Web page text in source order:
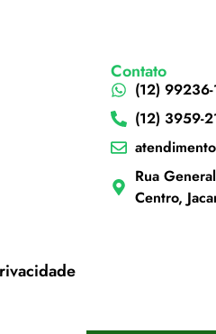
Contato
(12)
(12) 3959-
Rua
Centro,